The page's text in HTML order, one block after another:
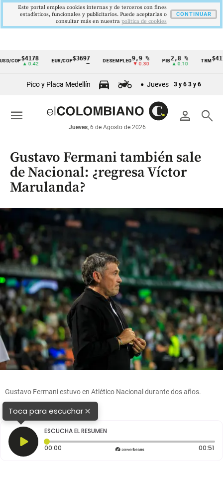
Cintillo
económicos
Colombia
$4178
▲ 0.42
EUR/COP$3697
—
DESEMPLEO9,9 %
▼ 0.30
PIB 2,8 %
▲ 0.10
TRM $4178,23
▲ 0.42
Pico y Placa Medellín Jueves 3 y 6 3 y 6
person search
Jueves, 6 de Agosto de 2026
menu
Gustavo Fermani también sale
de Nacional: ¿regresa Víctor
Marulanda?
Gustavo Fermani estuvo en Atlético Nacional durante dos años.
FOTO
CAMILO SUÁREZ
Toca para escuchar×
ESCUCHA EL RESUMEN
00:00 Tiempo transcurrido: 0 segundos 00:51
Este portal emplea cookies internas y de terceros con fines
estadísticos, funcionales y publicitarios. Puede aceptarlas o
consultar más en nuestra politica de cookies
CONTINUAR